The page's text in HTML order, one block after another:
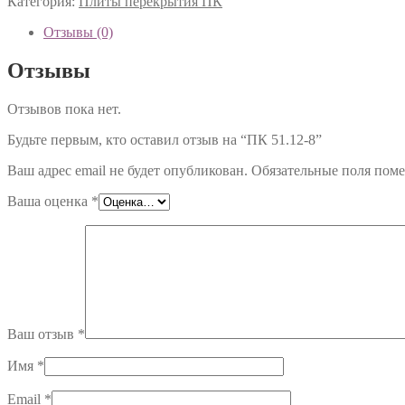
51.12-
Отзывы (0)
Отзывы
Отзывов пока нет.
Будьте первым, кто оставил отзыв на “ПК 51.12-8”
Ваш адрес email не будет опубликован. Обязательные поля
Ваша оценка *
Ваш отзыв *
Имя *
Email *